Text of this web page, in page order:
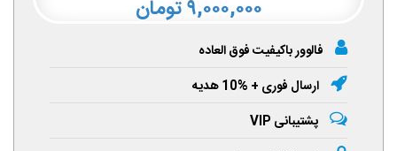
۹,۰۰۰,۰۰۰ تومان
فالوور باکیفیت فوق العاده
ارسال فوری + %10 هدیه
پشتیبانی VIP